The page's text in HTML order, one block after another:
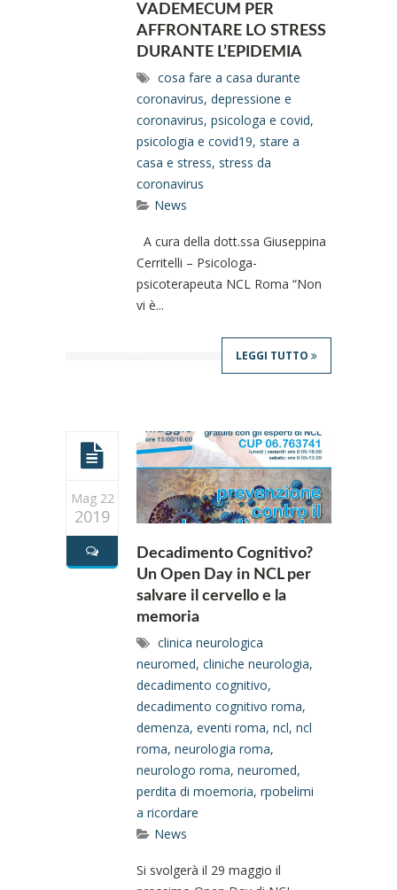
VADEMECUM PER
AFFRONTARE LO STRESS
DURANTE L’EPIDEMIA
cosa fare a casa durante
coronavirus, depressione e
coronavirus, psicologa e covid,
psicologia e covid19, stare a
casa e stress, stress da
coronavirus
News
A cura della dott.ssa Giuseppina
Cerritelli – Psicologa-
psicoterapeuta NCL Roma “Non
vi è...
LEGGI TUTTO
Mag 22
2019
Decadimento Cognitivo?
Un Open Day in NCL per
salvare il cervello e la
memoria
clinica neurologica
neuromed, cliniche neurologia,
decadimento cognitivo,
decadimento cognitivo roma,
demenza, eventi roma, ncl, ncl
roma, neurologia roma,
neurologo roma, neuromed,
perdita di moemoria, rpobelimi
a ricordare
News
Si svolgerà il 29 maggio il